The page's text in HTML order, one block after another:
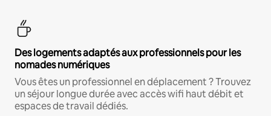
Des logements adaptés aux professionnels pour les
nomades numériques
Vous êtes un professionnel en déplacement ? Trouvez
un séjour longue durée avec accès wifi haut débit et
espaces de travail dédiés.